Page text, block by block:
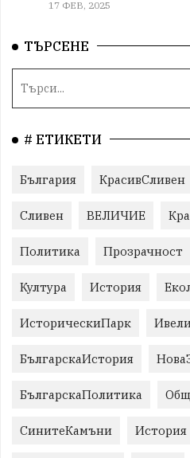
17 ФЕВ, 2025
ТЪРСЕНЕ
# ЕТИКЕТИ
България КрасивСливен
Сливен ВЕЛИЧИЕ
Политика Прозрачност
Култура История
ИсторическиПарк
БългарскаИстория
БългарскаПолитика
СинитеКамъни История